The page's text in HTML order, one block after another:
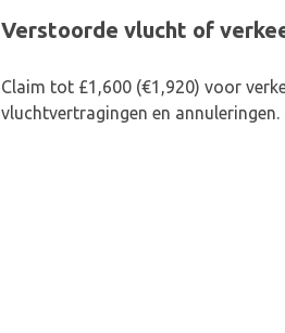
Verstoorde vlucht of
Claim tot £1,600 (€1,920) voor
vluchtvertragingen en